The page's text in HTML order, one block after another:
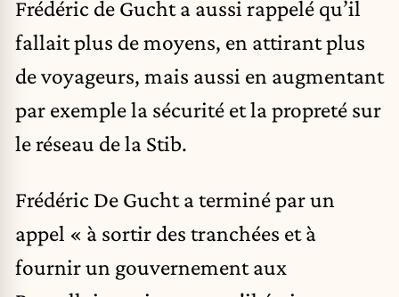
Frédéric de Gucht a aussi rappelé qu’il
fallait plus de moyens, en attirant plus
de voyageurs, mais aussi en augmentant
par exemple la sécurité et la propreté sur
le réseau de la Stib.
Frédéric De Gucht a terminé par un
appel « à sortir des tranchées et à
fournir un gouvernement aux